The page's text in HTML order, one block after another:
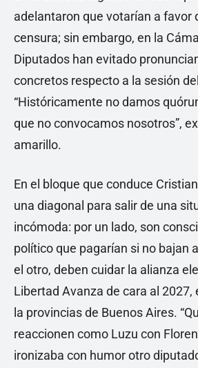
adelantaron que votarían a favor
censura; sin embargo, en la
Diputados han evitado
concretos respecto a la sesión
“Históricamente no damos
que no convocamos nosotros”,
amarillo.
En el bloque que conduce
una diagonal para salir de una
incómoda: por un lado, son
político que pagarían si no bajan
el otro, deben cuidar la alianza
Libertad Avanza de cara al
la provincias de Buenos Aires.
reaccionen como Luzu con
ironizaba con humor otro